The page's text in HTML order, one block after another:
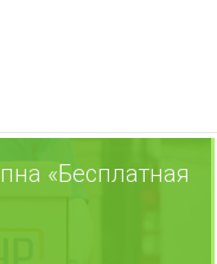
«Бесплатная